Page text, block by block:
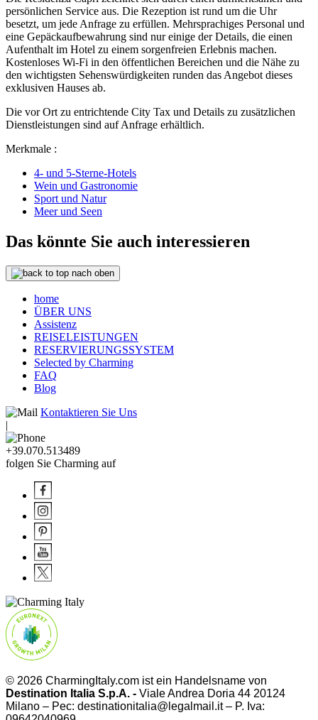
persönlichen Service aus. Die Rezeption ist rund um die Uhr
besetzt, um jede Anfrage zu erfüllen. Mehrsprachiges Personal und
eine Gepäckaufbewahrung sind nur einige der Details, die einen
Aufenthalt im Hotel zu einem sorgenfreien Erlebnis machen.
Kostenloses Wi-Fi in den öffentlichen Bereichen und die Nähe zu
den wichtigsten Sehenswürdigkeiten runden das Angebot dieses
exklusiven Hauses ab.
Die vor Ort zu entrichtende City Tax und Details zu zusätzlichen
Dienstleistungen sind auf Anfrage erhältlich.
Merkmale :
4- und 5-Sterne-Hotels
Wein und Gastronomie
Sport und Natur
Meer und Seen
Das könnte Sie auch interessieren
nach oben
home
ÜBER UNS
Assistenz
REISELEISTUNGEN
RESERVIERUNGSSYSTEM
Selected by Charming
FAQ
Blog
Kontaktieren Sie Uns
|
+39.070.513489
folgen Sie Charming auf
© 2026 CharmingItaly.com ist ein Handelsname von
Destination Italia S.p.A. - Viale Andrea Doria 44 20124
Milano – Pec: destinationitalia@legalmail.it – P. Iva: